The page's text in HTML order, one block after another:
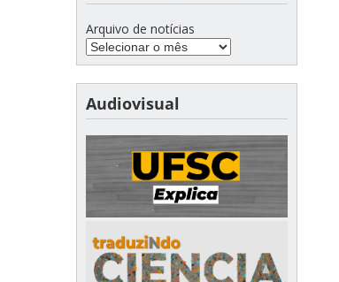
Arquivo de notícias
Audiovisual